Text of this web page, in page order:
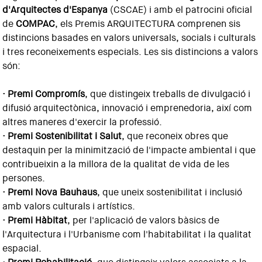
d'Arquitectes d'Espanya (CSCAE) i amb el patrocini oficial
de COMPAC, els Premis ARQUITECTURA comprenen sis
distincions basades en valors universals, socials i culturals
i tres reconeixements especials. Les sis distincions a valors
són:
· Premi Compromís, que distingeix treballs de divulgació i
difusió arquitectònica, innovació i emprenedoria, així com
altres maneres d'exercir la professió.
· Premi Sostenibilitat i Salut, que reconeix obres que
destaquin per la minimització de l'impacte ambiental i que
contribueixin a la millora de la qualitat de vida de les
persones.
· Premi Nova Bauhaus, que uneix sostenibilitat i inclusió
amb valors culturals i artístics.
· Premi Hàbitat, per l'aplicació de valors bàsics de
l'Arquitectura i l'Urbanisme com l'habitabilitat i la qualitat
espacial.